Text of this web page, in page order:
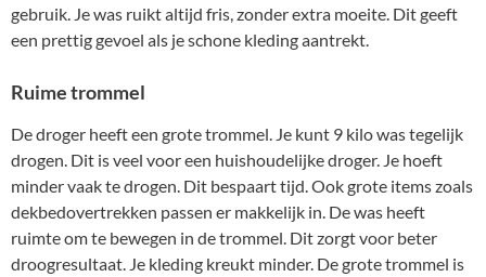
gebruik. Je was ruikt altijd fris, zonder extra moeite. Dit geeft
een prettig gevoel als je schone kleding aantrekt.
Ruime trommel
De droger heeft een grote trommel. Je kunt 9 kilo was tegelijk
drogen. Dit is veel voor een huishoudelijke droger. Je hoeft
minder vaak te drogen. Dit bespaart tijd. Ook grote items zoals
dekbedovertrekken passen er makkelijk in. De was heeft
ruimte om te bewegen in de trommel. Dit zorgt voor beter
droogresultaat. Je kleding kreukt minder. De grote trommel is